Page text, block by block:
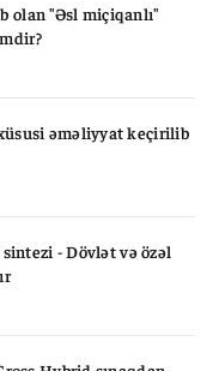
olan "Əsl miçiqanlı"
əməliyyat keçirilib
- Dövlət və özəl